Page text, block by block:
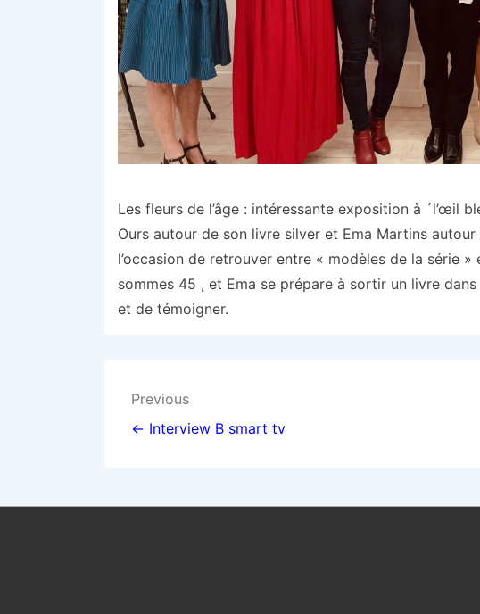
Les fleurs de l’âge : intéressante exposition à ´l’œil
Ours autour de son livre silver et Ema Martins
l’occasion de retrouver entre « modèles de la série
sommes 45 , et Ema se prépare à sortir un livre
et de témoigner.
Navigation
de
Previous
← Interview B smart tv